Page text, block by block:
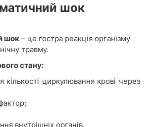
шок
шок – це гостра реакція організму
травму.
стану:
кількості циркулювання крові через
внутрішніх органів.